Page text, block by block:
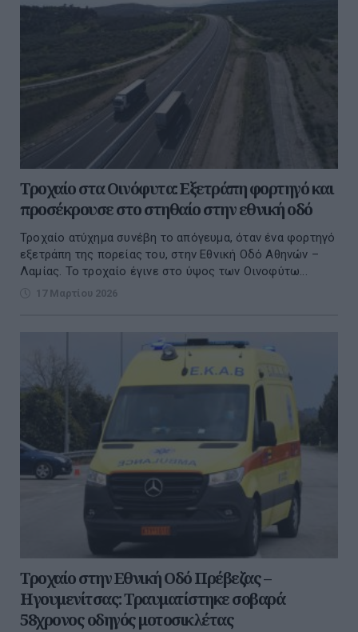
Τροχαίο στα Οινόφυτα: Εξετράπη φορτηγό και
προσέκρουσε στο στηθαίο στην εθνική οδό
Τροχαίο ατύχημα συνέβη το απόγευμα, όταν ένα φορτηγό
εξετράπη της πορείας του, στην Εθνική Οδό Αθηνών –
Λαμίας. Το τροχαίο έγινε στο ύψος των Οινοφύτω...
17 Μαρτίου 2026
Τροχαίο στην Εθνική Οδό Πρέβεζας –
Ηγουμενίτσας: Τραυματίστηκε σοβαρά
58χρονος οδηγός μοτοσικλέτας